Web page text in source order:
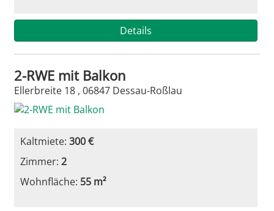
Details
2-RWE mit Balkon
Ellerbreite 18 , 06847 Dessau-Roßlau
Kaltmiete:300 €
Zimmer:2
Wohnfläche: 55 m²